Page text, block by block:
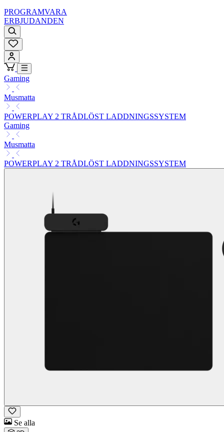
PROGRAMVARA
ERBJUDANDEN
Gaming
Musmatta
POWERPLAY 2 TRÅDLÖST LADDNINGSSYSTEM
Gaming
Musmatta
POWERPLAY 2 TRÅDLÖST LADDNINGSSYSTEM
Se alla